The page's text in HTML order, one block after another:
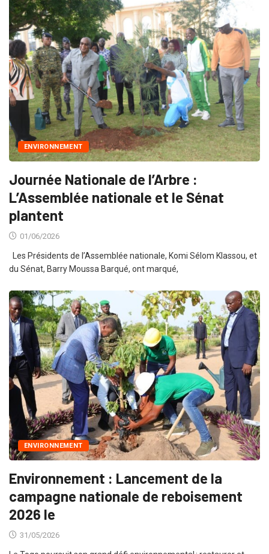
ENVIRONNEMENT
Journée Nationale de l’Arbre :
L’Assemblée nationale et le Sénat
plantent
01/06/2026
Les Présidents de l’Assemblée nationale, Komi Sélom Klassou, et
du Sénat, Barry Moussa Barqué, ont marqué,
ENVIRONNEMENT
Environnement : Lancement de la
campagne nationale de reboisement
2026 le
31/05/2026